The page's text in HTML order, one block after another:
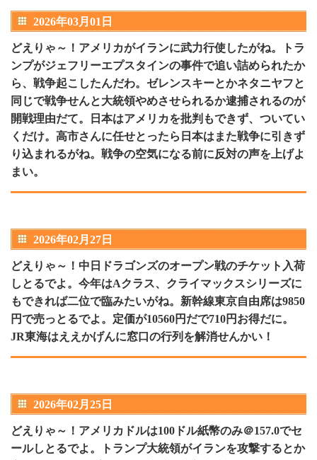
2026年03月01日
どえりゃ～！アメリカがイランに武力行使したがね。トラ
ンプがジェフリーエプスタインの事件で追い詰められたか
ら、戦争起こしたんだわ。ゼレンスキーとかネタニヤフと
同じで戦争せんと大統領やめさせられるか逮捕されるのが
開戦理由だて。日本はアメリカを批判もできず、ついてい
くだけ。高市さんに任せとったら日本はまた戦争に引きず
り込まれるがね。戦争の空気になる前に反対の声を上げよ
まい。
2026年02月27日
どえりゃ～！中日ドラゴンズのオープン戦のチケット入荷
しとるでよ。今年はAクラス、クライマックスシリーズに
もできれば二位で臨みたいがね。新幹線東京自由席は9850
円で売っとるでよ。定価が10560円だで710円お得だに。
JR東海はええかげんに窓口の行列を解消せんかい！
2026年02月25日
どえりゃ～！アメリカドルは100ドル紙幣のみ＠157.0でセ
ールしとるでよ。トランプ大統領がイランを攻撃するとか